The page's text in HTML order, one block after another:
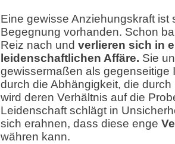
Eine gewisse Anziehungskraft ist
Begegnung vorhanden. Schon
Reiz nach und verlieren sich in
leidenschaftlichen Affäre. Sie
gewissermaßen als gegenseitige
durch die Abhängigkeit, die
wird deren Verhältnis auf die
Leidenschaft schlägt in
sich erahnen, dass diese enge
währen kann.